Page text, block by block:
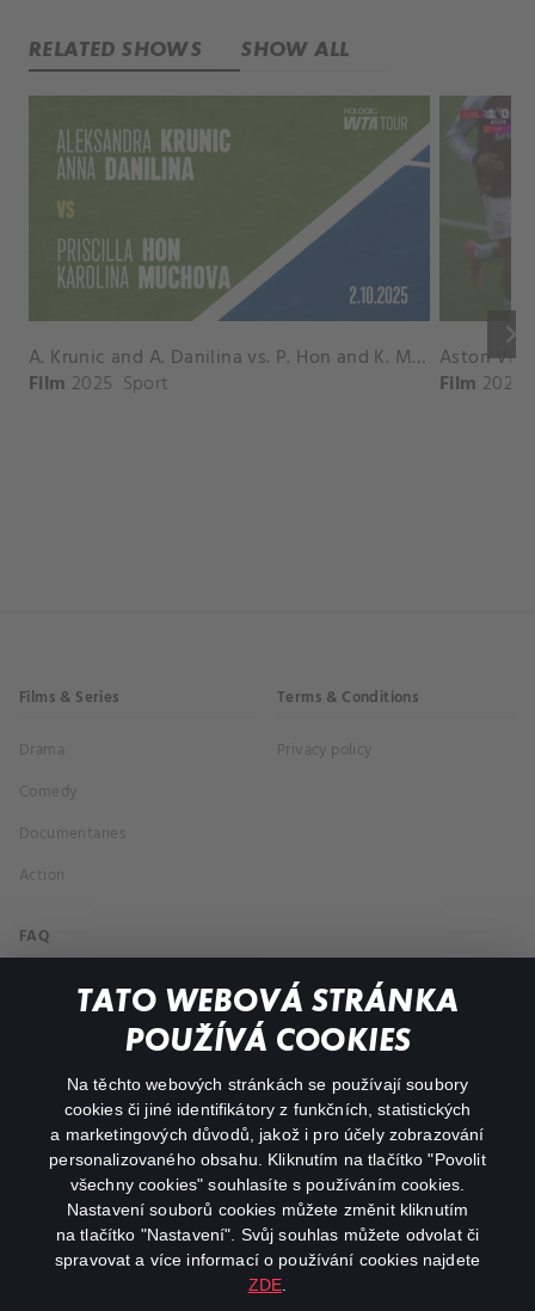
TATO WEBOVÁ STRÁNKA
POUŽÍVÁ COOKIES
Na těchto webových stránkách se používají soubory
cookies či jiné identifikátory z funkčních, statistických
a marketingových důvodů, jakož i pro účely zobrazování
personalizovaného obsahu. Kliknutím na tlačítko "Povolit
všechny cookies" souhlasíte s používáním cookies.
Nastavení souborů cookies můžete změnit kliknutím
na tlačítko "Nastavení". Svůj souhlas můžete odvolat či
spravovat a více informací o používání cookies najdete
ZDE
RELATED SHOWS SHOW ALL
keyboard_arrow_right
A. Krunic and A. Danilina vs. P. Hon and K. Muchova Match Highlights - BEIJING_Capital Group Diamond ( October 02, 2025)
Film 2025 Sport Film 2026
Films & Series
Drama
Comedy
Documentaries
Action
Terms & Conditions
Privacy policy
FAQ
My profile
facebookinstagram
youtube